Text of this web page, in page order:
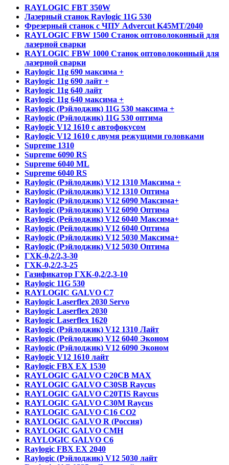
RAYLOGIC FBT 350W
Лазерный станок Raylogic 11G 530
Фрезерный станок с ЧПУ Advercut K45MT/2040
RAYLOGIC FBW 1500 Станок оптоволоконный для
лазерной сварки
RAYLOGIC FBW 1000 Станок оптоволоконный для
лазерной сварки
Raylogic 11g 690 максима +
Raylogic 11g 690 лайт +
Raylogic 11g 640 лайт
Raylogic 11g 640 максима +
Raylogic (Рэйлоджик) 11G 530 максима +
Raylogic (Рэйлоджик) 11G 530 оптима
Raylogic V12 1610 с автофокусом
Raylogic V12 1610 с двумя режущими головками
Supreme 1310
Supreme 6090 RS
Supreme 6040 ML
Supreme 6040 RS
Raylogic (Рэйлоджик) V12 1310 Максима +
Raylogic (Рэйлоджик) V12 1310 Оптима
Raylogic (Рэйлоджик) V12 6090 Максима+
Raylogic (Рэйлоджик) V12 6090 Оптима
Raylogic (Рейлоджик) V12 6040 Максима+
Raylogic (Рейлоджик) V12 6040 Оптима
Raylogic (Рэйлоджик) V12 5030 Максима+
Raylogic (Рэйлоджик) V12 5030 Оптима
ГХК-0,2/2,3-30
ГХК-0,2/2,3-25
Газификатор ГХК-0,2/2,3-10
Raylogic 11G 530
RAYLOGIC GALVO С7
Raylogic Laserflex 2030 Servo
Raylogic Laserflex 2030
Raylogic Laserflex 1620
Raylogic (Рэйлоджик) V12 1310 Лайт
Raylogic (Рейлоджик) V12 6040 Эконом
Raylogic (Рэйлоджик) V12 6090 Эконом
Raylogic V12 1610 лайт
Raylogic FBX EX 1530
RAYLOGIC GALVO С20CB MAX
RAYLOGIC GALVO С30SB Raycus
RAYLOGIC GALVO C20TIS Raycus
RAYLOGIC GALVO С30M Raycus
RAYLOGIC GALVO С16 CO2
RAYLOGIC GALVO R (Россия)
RAYLOGIC GALVO CMH
RAYLOGIC GALVO С6
Raylogic FBX EX 2040
Raylogic (Рэйлоджик) V12 5030 лайт